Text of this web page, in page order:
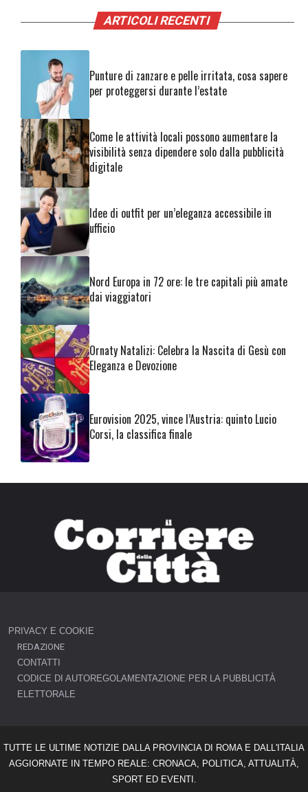
ARTICOLI RECENTI
Punture di zanzare e pelle irritata, cosa sapere
per proteggersi durante l’estate
Come le attività locali possono aumentare la
visibilità senza dipendere solo dalla pubblicità
digitale
Idee di outfit per un’eleganza accessibile in
ufficio
Nord Europa in 72 ore: le tre capitali più amate
dai viaggiatori
Ornaty Natalizi: Celebra la Nascita di Gesù con
Eleganza e Devozione
Eurovision 2025, vince l’Austria: quinto Lucio
Corsi, la classifica finale
PRIVACY E COOKIE
REDAZIONE
CONTATTI
CODICE DI AUTOREGOLAMENTAZIONE PER LA PUBBLICITÀ
ELETTORALE
TUTTE LE ULTIME NOTIZIE DALLA PROVINCIA DI ROMA E DALL'ITALIA
AGGIORNATE IN TEMPO REALE: CRONACA, POLITICA, ATTUALITÀ,
SPORT ED EVENTI.